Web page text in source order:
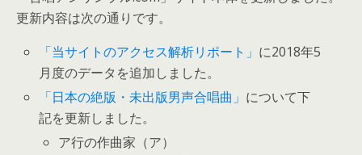
更新内容は次の通りです。
「当サイトのアクセス解析リポート」 に2018年5
月度のデータを追加しました。
「日本の絶版・未出版男声合唱曲」 について下
記を更新しました。
ア行の作曲家（ア）